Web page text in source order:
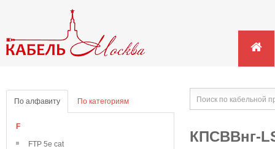
По алфавиту По категориям
F
FTP 5e cat КПСВВнг-